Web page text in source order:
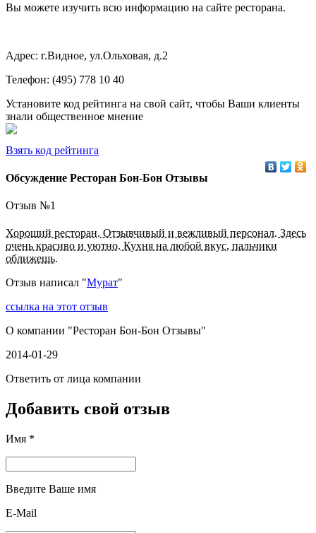
Вы можете изучить всю информацию на сайте ресторана.
Адрес: г.Видное, ул.Ольховая, д.2
Телефон: (495) 778 10 40
Установите код рейтинга на свой сайт, чтобы Ваши клиенты
знали общественное мнение
Взять код рейтинга
Обсуждение Ресторан Бон-Бон Отзывы
Отзыв №1
Хороший ресторан. Отзывчивый и вежливый персонал. Здесь
очень красиво и уютно. Кухня на любой вкус, пальчики
оближешь.
Отзыв написал "Мурат"
ссылка на этот отзыв
О компании "Ресторан Бон-Бон Отзывы"
2014-01-29
Ответить от лица компании
Добавить свой отзыв
Имя *
Введите Ваше имя
E-Mail